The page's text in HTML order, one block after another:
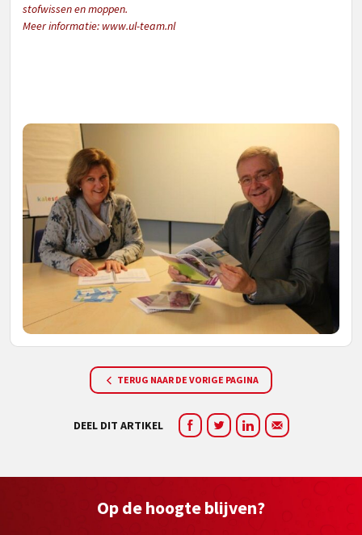
stofwissen en moppen.
Meer informatie: www.ul-team.nl
TERUG NAAR DE VORIGE PAGINA
DEEL DIT ARTIKEL
Op de hoogte blijven?